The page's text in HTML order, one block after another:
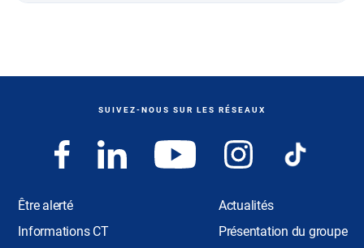
SUIVEZ-NOUS SUR LES RÉSEAUX
Être alerté
Informations CT
Actualités
Présentation du groupe